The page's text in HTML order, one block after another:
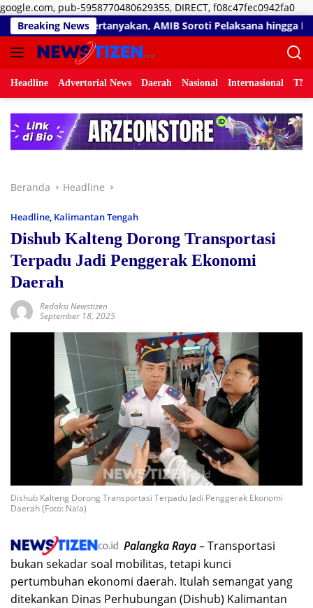
google.com, pub-5958770480629355, DIRECT, f08c47fec0942fa0
ke
Breaking NewsAMIB Soroti Pelaksana hingga Progres Pekerjaan
Headline Advertorial News Daerah Nasional Internasional
Beranda Headline
Headline, Kalimantan Tengah
Dishub Kalteng Dorong Transportasi
Terpadu Jadi Penggerak Ekonomi
Daerah
Redaksi Newstizen
September 18, 2025
Dishub Kalteng Dorong Transportasi Terpadu Jadi Penggerak Ekonomi
Daerah (Foto: Nala)
Palangka Raya– Transportasi
bukan sekadar soal mobilitas, tetapi kunci
pertumbuhan ekonomi daerah. Itulah semangat yang
ditekankan Dinas Perhubungan (Dishub) Kalimantan